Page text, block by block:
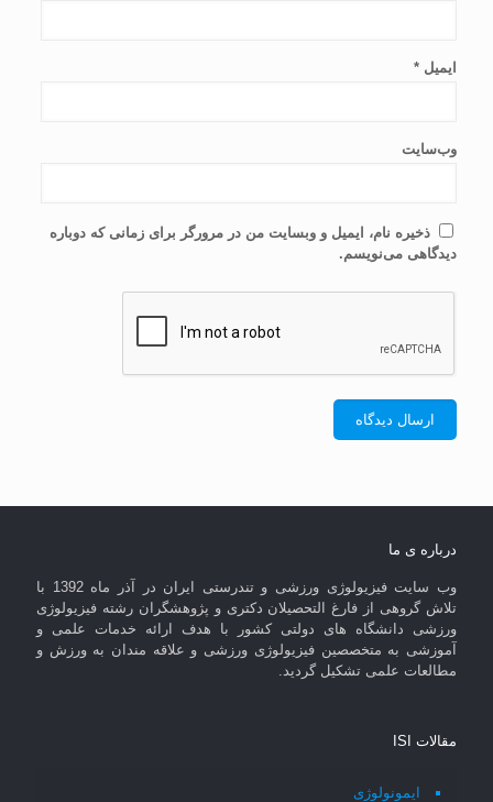
ایمیل *
وب‌سایت
ذخیره نام، ایمیل و وبسایت من در مرورگر برای زمانی که دوباره
دیدگاهی می‌نویسم.
درباره ی ما
وب سایت فیزیولوژی ورزشی و تندرستی ایران در آذر ماه 1392 با
تلاش گروهی از فارغ التحصیلان دکتری و پژوهشگران رشته فیزیولوژی
ورزشی دانشگاه های دولتی کشور با هدف ارائه خدمات علمی و
آموزشی به متخصصین فیزیولوژی ورزشی و علاقه مندان به ورزش و
مطالعات علمی تشکیل گردید.
مقالات ISI
ایمونولوژی